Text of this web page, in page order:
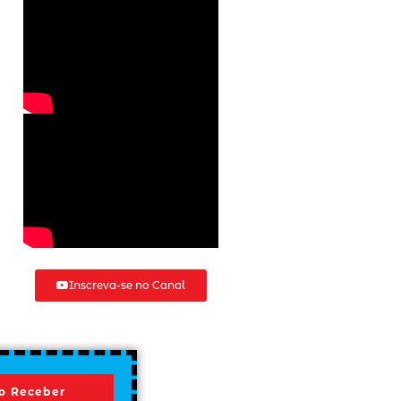
Inscreva-se no Canal
Receber